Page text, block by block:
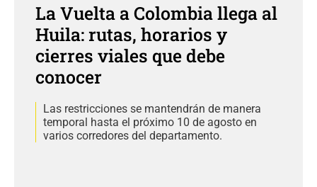
La Vuelta a Colombia llega al
Huila: rutas, horarios y
cierres viales que debe
conocer
Las restricciones se mantendrán de manera
temporal hasta el próximo 10 de agosto en
varios corredores del departamento.